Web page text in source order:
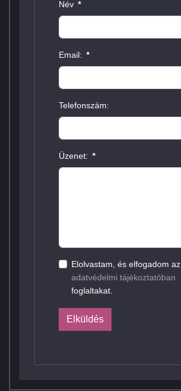
Név *
Email: *
Telefonszám:
Üzenet: *
Elolvastam, és elfogadom az
adatvédelmi tájékoztatóban
foglaltakat.
Elküldés